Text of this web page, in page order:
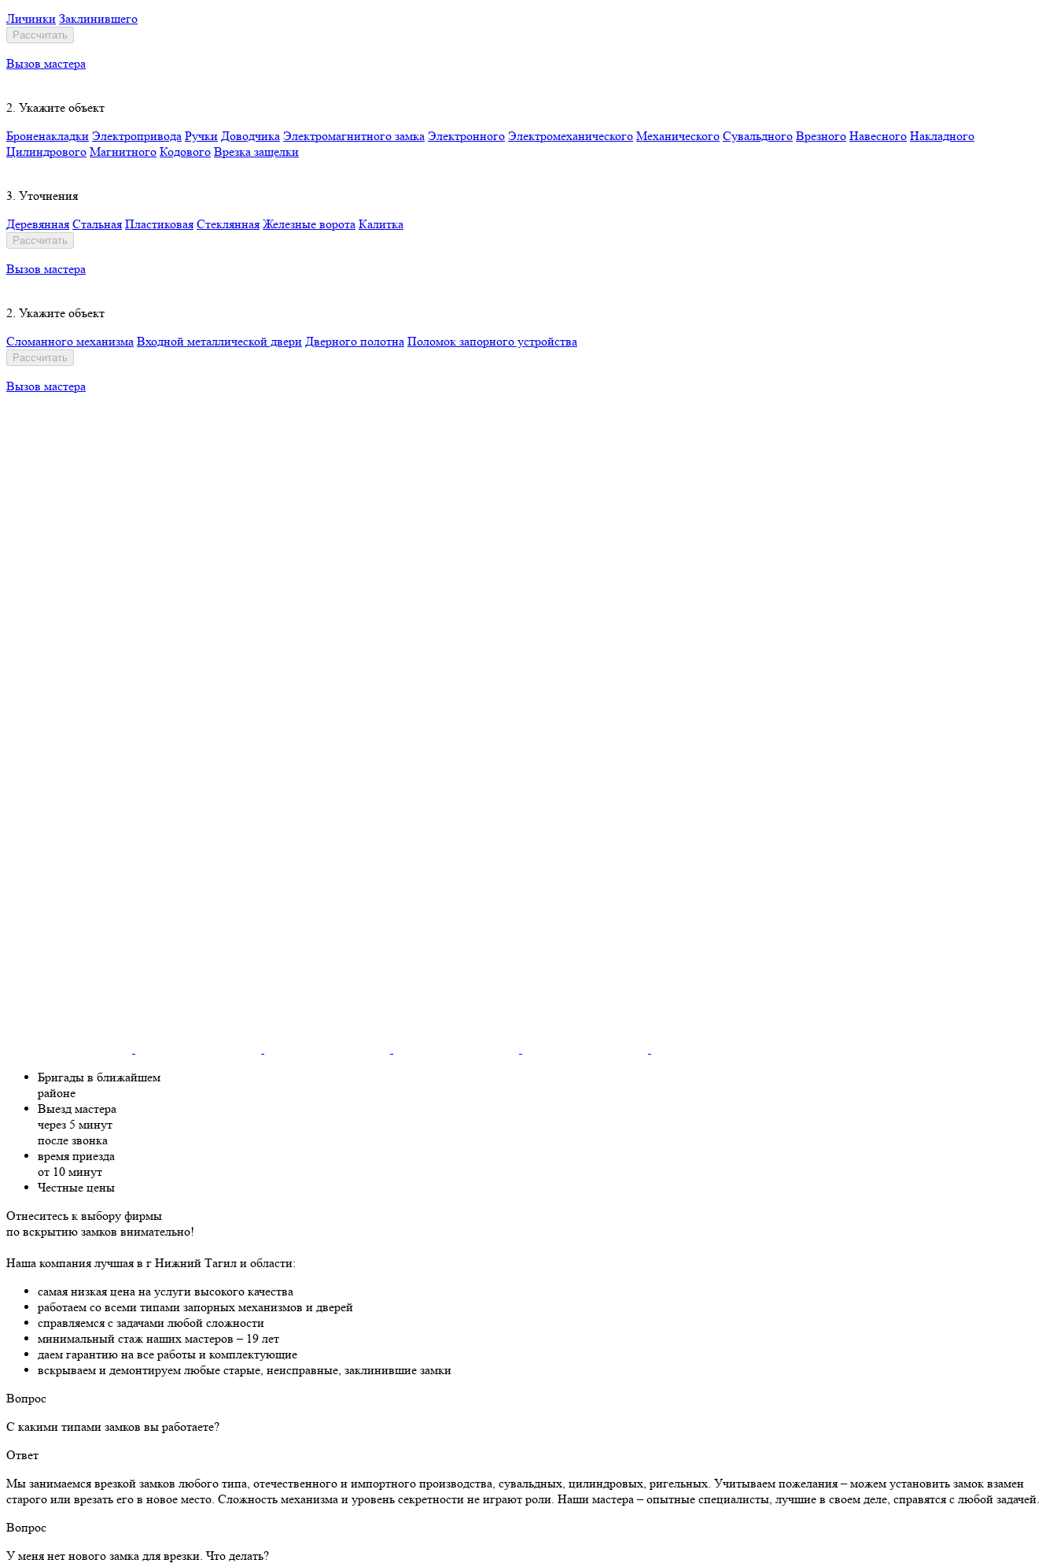
Личинки Заклинившего
Рассчитать
Вызов мастера
2. Укажите объект
Броненакладки Электропривода Ручки Доводчика Электромагнитного замка Электронного Электромеханического Механического Сувальдного Врезного Навесного Накладного
Цилиндрового Магнитного Кодового Врезка защелки
3. Уточнения
Деревянная Стальная Пластиковая Стеклянная Железные ворота Калитка
Рассчитать
Вызов мастера
2. Укажите объект
Сломанного механизма Входной металлической двери Дверного полотна Поломок запорного устройства
Рассчитать
Вызов мастера
Бригады в ближайшем
районе
Выезд мастера
через 5 минут
после звонка
время приезда
от 10 минут
Честные цены
Отнеситесь к выбору фирмы
по вскрытию замков внимательно!
Наша компания лучшая в г Нижний Тагил и области:
самая низкая цена на услуги высокого качества
работаем со всеми типами запорных механизмов и дверей
справляемся с задачами любой сложности
минимальный стаж наших мастеров – 19 лет
даем гарантию на все работы и комплектующие
вскрываем и демонтируем любые старые, неисправные, заклинившие замки
Вопрос
С какими типами замков вы работаете?
Ответ
Мы занимаемся врезкой замков любого типа, отечественного и импортного производства, сувальдных, цилиндровых, ригельных. Учитываем пожелания – можем установить замок взамен
старого или врезать его в новое место. Сложность механизма и уровень секретности не играют роли. Наши мастера – опытные специалисты, лучшие в своем деле, справятся с любой задачей.
Вопрос
У меня нет нового замка для врезки. Что делать?